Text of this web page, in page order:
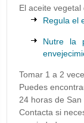
El aceite
Regula el
Nutre la
Tomar 1 a 2
Puedes
24 horas de San
Contacta si